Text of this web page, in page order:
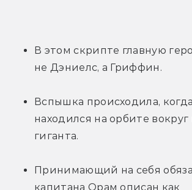
В этом скрипте главную
не Дэниелс, а Гриффин.
Вспышка происходила,
находился на орбите вокруг
гиганта.
Принимающий на себя
капитана Орам описан как